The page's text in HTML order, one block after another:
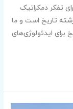
تفکر دمکراتیک
تاریخ است و ما
برای ایدئولوژی‌های